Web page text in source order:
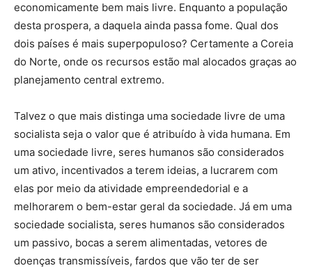
economicamente bem mais livre. Enquanto a população
desta prospera, a daquela ainda passa fome. Qual dos
dois países é mais superpopuloso? Certamente a Coreia
do Norte, onde os recursos estão mal alocados graças ao
planejamento central extremo.
Talvez o que mais distinga uma sociedade livre de uma
socialista seja o valor que é atribuído à vida humana. Em
uma sociedade livre, seres humanos são considerados
um ativo, incentivados a terem ideias, a lucrarem com
elas por meio da atividade empreendedorial e a
melhorarem o bem-estar geral da sociedade. Já em uma
sociedade socialista, seres humanos são considerados
um passivo, bocas a serem alimentadas, vetores de
doenças transmissíveis, fardos que vão ter de ser